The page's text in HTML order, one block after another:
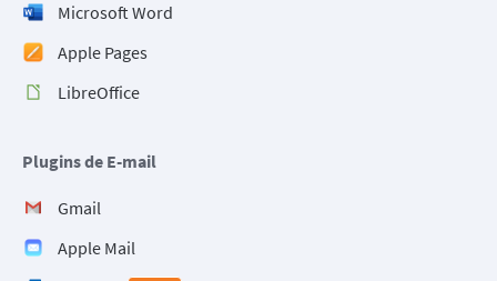
Microsoft Word
Apple Pages
LibreOffice
Plugins de E-mail
Gmail
Apple Mail